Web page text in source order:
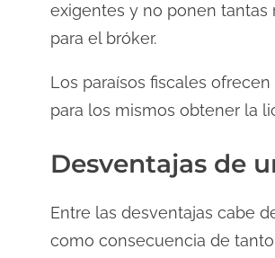
exigentes y no ponen tantas
para el bróker.
Los paraísos fiscales
para los mismos obtener la
Desventajas de
Entre las desventajas cabe
como consecuencia de